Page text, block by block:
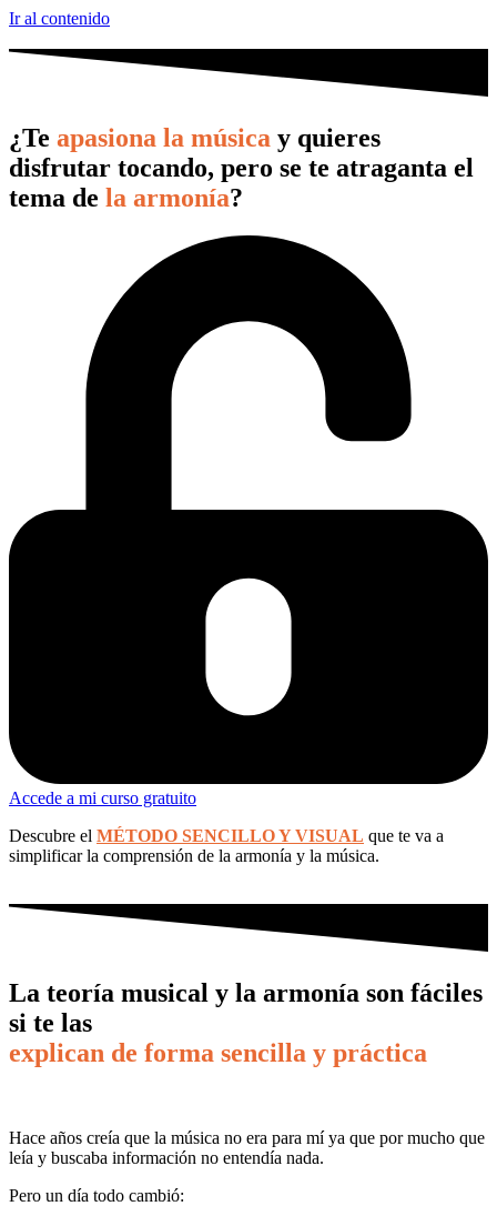
Ir al contenido
¿Te apasiona la música y quieres
disfrutar tocando, pero se te atraganta el
tema de la armonía?
Accede a mi curso gratuito
Descubre el MÉTODO SENCILLO Y VISUAL que te va a
simplificar la comprensión de la armonía y la música.
La teoría musical y la armonía son fáciles
si te las
explican de forma sencilla y práctica
Hace años creía que la música no era para mí ya que por mucho que
leía y buscaba información no entendía nada.
Pero un día todo cambió: